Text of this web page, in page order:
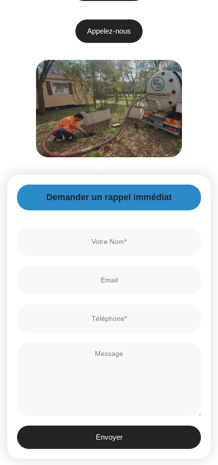
Appelez-nous
Demander un rappel immédiat
Envoyer